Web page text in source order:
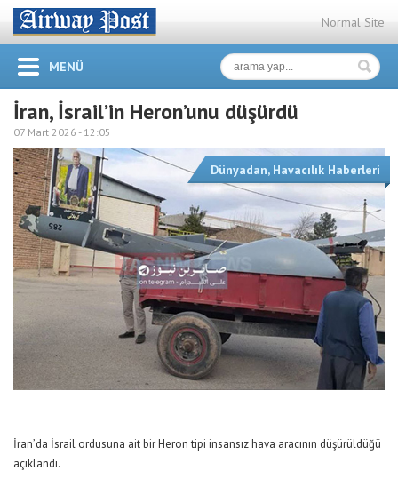
Normal Site
MENÜ
İran, İsrail’in Heron’unu düşürdü
07 Mart 2026 - 12:05
Dünyadan, Havacılık Haberleri
İran’da İsrail ordusuna ait bir Heron tipi insansız hava aracının düşürüldüğü
açıklandı.